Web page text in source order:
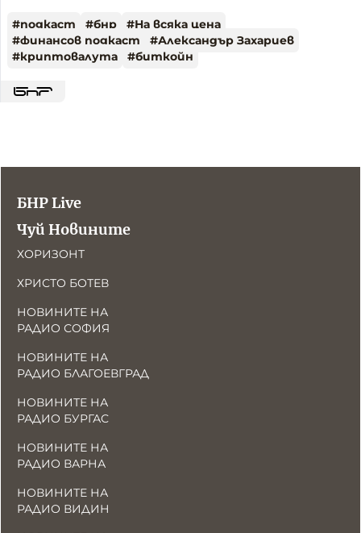
#подкаст #бнр #На всяка цена
#финансов подкаст #Александър Захариев
#криптовалута #биткойн
БНР Live
Чуй Новините
ХОРИЗОНТ
ХРИСТО БОТЕВ
НОВИНИТЕ НА
РАДИО СОФИЯ
НОВИНИТЕ НА
РАДИО БЛАГОЕВГРАД
НОВИНИТЕ НА
РАДИО БУРГАС
НОВИНИТЕ НА
РАДИО ВАРНА
НОВИНИТЕ НА
РАДИО ВИДИН